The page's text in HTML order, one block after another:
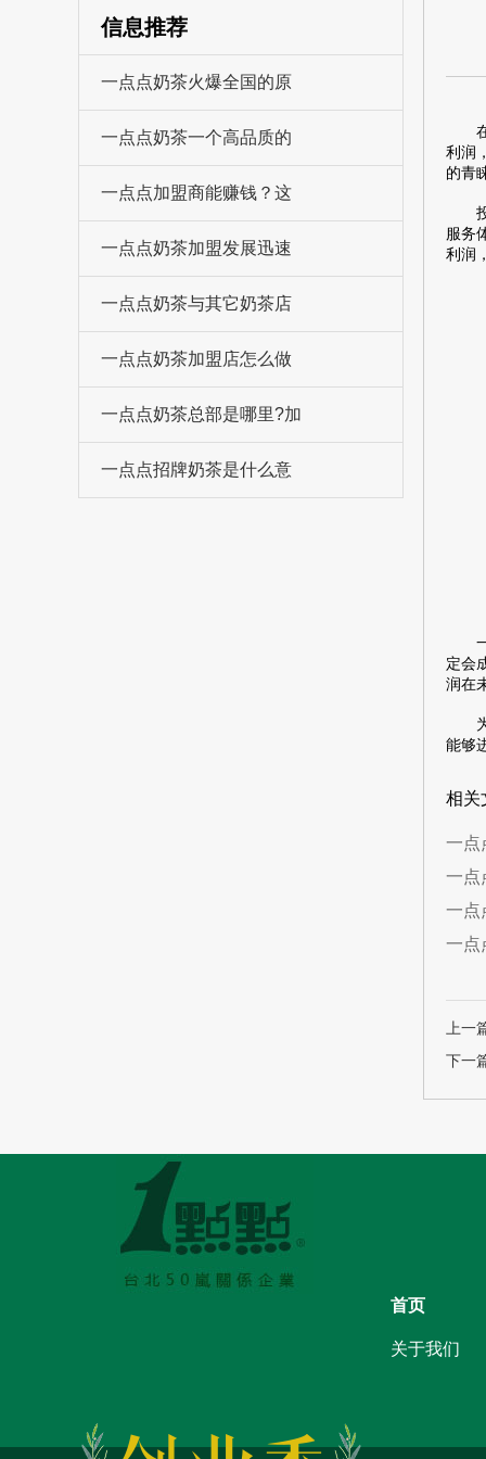
信息推荐
一点点奶茶火爆全国的原
一点点奶茶一个高品质的
一点点加盟商能赚钱？这
一点点奶茶加盟发展迅速
一点点奶茶与其它奶茶店
一点点奶茶加盟店怎么做
一点点奶茶总部是哪里?加
一点点招牌奶茶是什么意
在
利润
的青
投
服务
利润
一
定会
润在
为
能够
相关
一点
一点
一点
一点
上
下一
首页
关于我们